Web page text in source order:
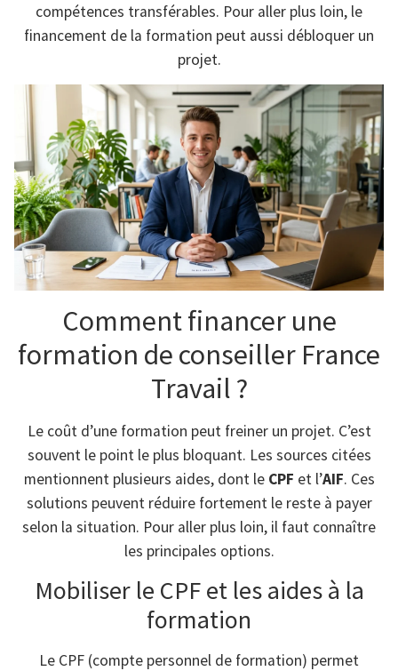
compétences transférables. Pour aller plus loin, le
financement de la formation peut aussi débloquer un
projet.
Comment financer une
formation de conseiller France
Travail ?
Le coût d’une formation peut freiner un projet. C’est
souvent le point le plus bloquant. Les sources citées
mentionnent plusieurs aides, dont le CPF et l’AIF. Ces
solutions peuvent réduire fortement le reste à payer
selon la situation. Pour aller plus loin, il faut connaître
les principales options.
Mobiliser le CPF et les aides à la
formation
Le CPF (compte personnel de formation) permet